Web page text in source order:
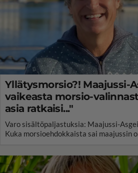
Yllätysmorsio?! Maajussi-
vaikeasta morsio-
asia ratkaisi..."
Varo sisältöpaljastuksia: Maajussi-
Kuka morsioehdokkaista sai maajussin